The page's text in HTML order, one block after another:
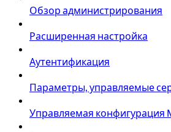
Обзор администрирования
Расширенная настройка
Аутентификация
Параметры, управляемые
Управляемая конфигурация